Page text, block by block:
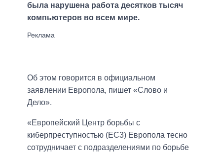
была нарушена работа десятков тысяч
компьютеров во всем мире.
Об этом говорится в официальном
заявлении Европола, пишет «Слово и
Дело».
«Европейский Центр борьбы с
киберпреступностью (ЕС3) Европола тесно
сотрудничает с подразделениями по борьбе